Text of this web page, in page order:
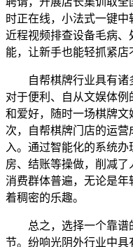
时正在线，小法式一键中
近程视频排查设备毛病
能，让新手也能轻抓紧店
自帮棋牌行业具有诸
对于便利、自从文娱体
和爱好，随时一场棋牌
次，自帮棋牌门店的运
入。通过智能化的系统
房、结账等操做，削减
消费群体普遍，无论是
着稠密的乐趣。
总之，选择一个靠谱
节。纷响光阴外行业中